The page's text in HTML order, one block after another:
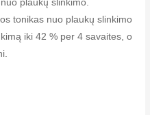
plaukų slinkimo.
tonikas nuo plaukų slinkimo
iki 42 % per 4 savaites, o